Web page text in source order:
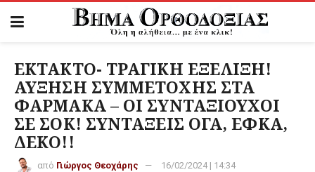
ΕΚΤΑΚΤΟ- ΤΡΑΓΙΚΗ ΕΞΕΛΙΞΗ!
ΑΥΞΗΣΗ ΣΥΜΜΕΤΟΧΗΣ ΣΤΑ
ΦΑΡΜΑΚΑ – ΟΙ ΣΥΝΤΑΞΙΟΥΧΟΙ
ΣΕ ΣΟΚ! ΣΥΝΤΑΞΕΙΣ ΟΓΑ, ΕΦΚΑ,
ΔΕΚΟ!!
από Γιώργος Θεοχάρης
16/02/2024 | 14:34